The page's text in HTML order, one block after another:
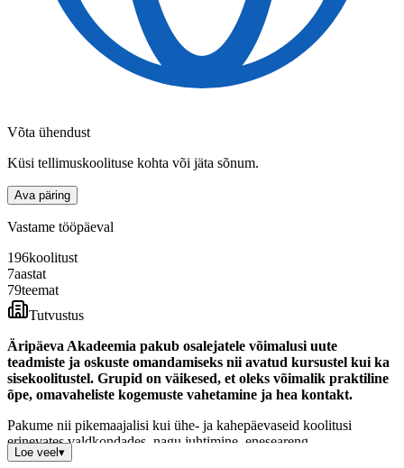
Võta ühendust
Küsi tellimuskoolituse kohta või jäta sõnum.
Ava päring
Vastame tööpäeval
196koolitust
7aastat
79teemat
Tutvustus
Äripäeva Akadeemia pakub osalejatele võimalusi uute
teadmiste ja oskuste omandamiseks nii avatud kursustel kui ka
sisekoolitustel. Grupid on väikesed, et oleks võimalik praktiline
õpe, omavaheliste kogemuste vahetamine ja hea kontakt.
Pakume nii pikemaajalisi kui ühe- ja kahepäevaseid koolitusi
erinevates valdkondades, nagu juhtimine, eneseareng,
suhtlemisoskused, müük, finantsjuhtimine, projektijuhtimine jm.
Loe veel ▾